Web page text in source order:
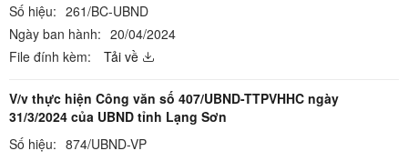
Số hiệu: 261/BC-UBND
Ngày ban hành: 20/04/2024
File đính kèm:
Tải về
V/v thực hiện Công văn số 407/UBND-TTPVHHC ngày
31/3/2024 của UBND tỉnh Lạng Sơn
Số hiệu: 874/UBND-VP